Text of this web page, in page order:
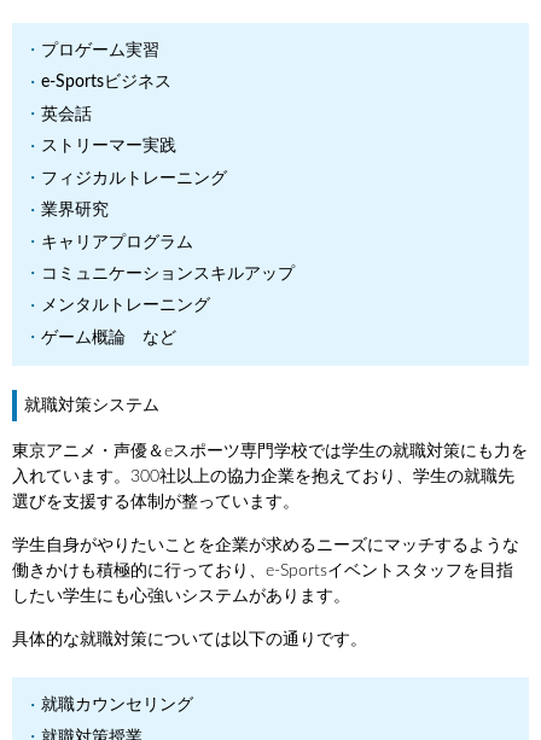
プロゲーム実習
e-Sportsビジネス
英会話
ストリーマー実践
フィジカルトレーニング
業界研究
キャリアプログラム
コミュニケーションスキルアップ
メンタルトレーニング
ゲーム概論 など
就職対策システム
東京アニメ・声優＆eスポーツ専門学校では学生の就職対策にも力を
入れています。300社以上の協力企業を抱えており、学生の就職先
選びを支援する体制が整っています。
学生自身がやりたいことを企業が求めるニーズにマッチするような
働きかけも積極的に行っており、e-Sportsイベントスタッフを目指
したい学生にも心強いシステムがあります。
具体的な就職対策については以下の通りです。
就職カウンセリング